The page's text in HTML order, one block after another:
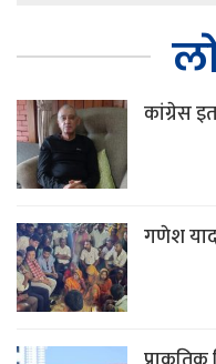
कांग्रेस
गणेश